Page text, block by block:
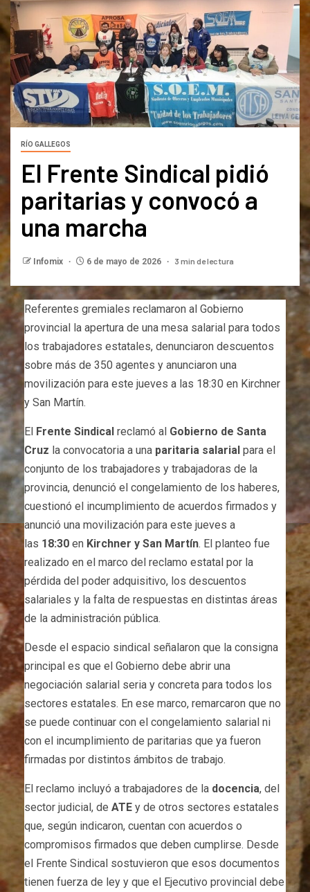
RÍO GALLEGOS
El Frente Sindical pidió
paritarias y convocó a
una marcha
Infomix 6 de mayo de 2026 3 min de lectura
Referentes gremiales reclamaron al Gobierno
provincial la apertura de una mesa salarial para todos
los trabajadores estatales, denunciaron descuentos
sobre más de 350 agentes y anunciaron una
movilización para este jueves a las 18:30 en Kirchner
y San Martín.
El Frente Sindical reclamó al Gobierno de Santa
Cruz la convocatoria a una paritaria salarial para el
conjunto de los trabajadores y trabajadoras de la
provincia, denunció el congelamiento de los haberes,
cuestionó el incumplimiento de acuerdos firmados y
anunció una movilización para este jueves a
las 18:30 en Kirchner y San Martín. El planteo fue
realizado en el marco del reclamo estatal por la
pérdida del poder adquisitivo, los descuentos
salariales y la falta de respuestas en distintas áreas
de la administración pública.
Desde el espacio sindical señalaron que la consigna
principal es que el Gobierno debe abrir una
negociación salarial seria y concreta para todos los
sectores estatales. En ese marco, remarcaron que no
se puede continuar con el congelamiento salarial ni
con el incumplimiento de paritarias que ya fueron
firmadas por distintos ámbitos de trabajo.
El reclamo incluyó a trabajadores de la docencia, del
sector judicial, de ATE y de otros sectores estatales
que, según indicaron, cuentan con acuerdos o
compromisos firmados que deben cumplirse. Desde
el Frente Sindical sostuvieron que esos documentos
tienen fuerza de ley y que el Ejecutivo provincial debe